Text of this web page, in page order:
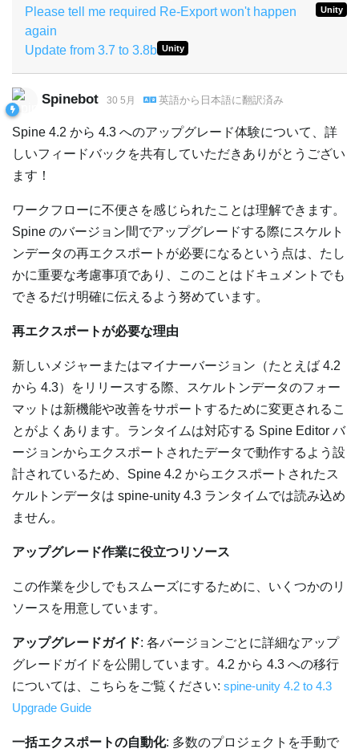
Please tell me required Re-Export won't happen
again
Unity
Update from 3.7 to 3.8b Unity
Spinebot 30 5月 英語から 日本語に翻訳済み
Spine 4.2 から 4.3 へのアップグレード体験について、詳
しいフィードバックを共有していただきありがとうござい
ます！
ワークフローに不便さを感じられたことは理解できます。
Spine のバージョン間でアップグレードする際にスケルト
ンデータの再エクスポートが必要になるという点は、たし
かに重要な考慮事項であり、このことはドキュメントでも
できるだけ明確に伝えるよう努めています。
再エクスポートが必要な理由
新しいメジャーまたはマイナーバージョン（たとえば 4.2
から 4.3）をリリースする際、スケルトンデータのフォー
マットは新機能や改善をサポートするために変更されるこ
とがよくあります。ランタイムは対応する Spine Editor バ
ージョンからエクスポートされたデータで動作するよう設
計されているため、Spine 4.2 からエクスポートされたス
ケルトンデータは spine-unity 4.3 ランタイムでは読み込め
ません。
アップグレード作業に役立つリソース
この作業を少しでもスムーズにするために、いくつかのリ
ソースを用意しています。
アップグレードガイド: 各バージョンごとに詳細なアップ
グレードガイドを公開しています。4.2 から 4.3 への移行
については、こちらをご覧ください: spine-unity 4.2 to 4.3
Upgrade Guide
一括エクスポートの自動化: 多数のプロジェクトを手動で